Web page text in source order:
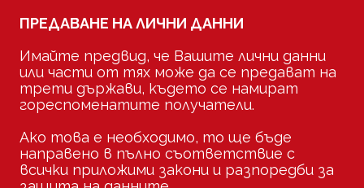
ПРЕДАВАНЕ НА ЛИЧНИ ДАННИ
Имайте предвид, че Вашите лични данни
или части от тях може да се предават на
трети държави, където се намират
гореспоменатите получатели.
Ако това е необходимо, то ще бъде
направено в пълно съответствие с
всички приложими закони и разпоредби за